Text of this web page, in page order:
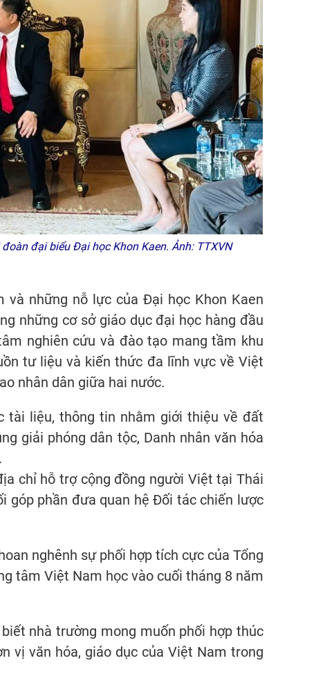
đại biểu Đại học Khon Kaen. Ảnh: TTXVN
những nỗ lực của Đại học Khon Kaen
những cơ sở giáo dục đại học hàng đầu
nghiên cứu và đào tạo mang tầm khu
tư liệu và kiến thức đa lĩnh vực về Việt
nhân dân giữa hai nước.
tài liệu, thông tin nhằm giới thiệu về đất
giải phóng dân tộc, Danh nhân văn hóa
chỉ hỗ trợ cộng đồng người Việt tại Thái
góp phần đưa quan hệ Đối tác chiến lược
nghênh sự phối hợp tích cực của Tổng
tâm Việt Nam học vào cuối tháng 8 năm
nhà trường mong muốn phối hợp thúc
vị văn hóa, giáo dục của Việt Nam trong